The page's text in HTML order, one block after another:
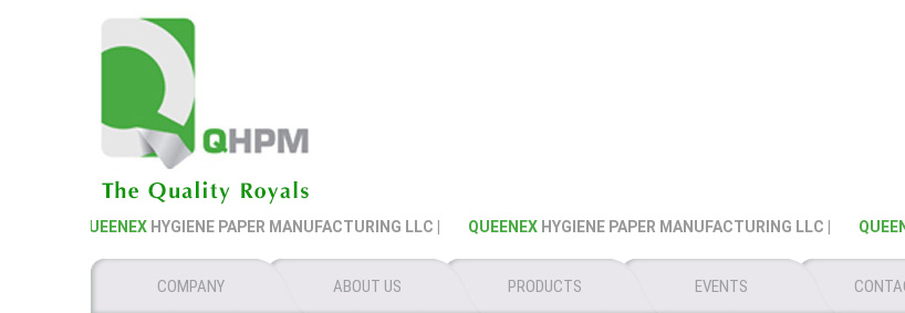
QUEENEXHYGIENE PAPER MANUFACTURING LLC | QUEENEXHYGIENE PAPER MANUFACTURING LLC | QUEENEX
COMPANY ABOUT US PRODUCTS EVENTS